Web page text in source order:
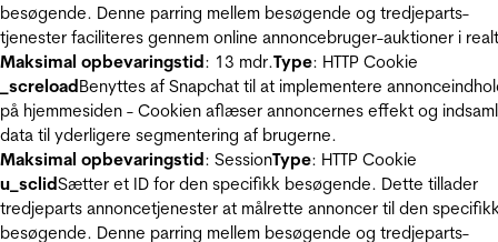
besøgende. Denne parring mellem besøgende og tredjeparts-
tjenester faciliteres gennem online annoncebruger-auktioner i
Maksimal opbevaringstid: 13 mdr.Type: HTTP Cookie
_screloadBenyttes af Snapchat til at implementere
på hjemmesiden - Cookien aflæser annoncernes effekt og
data til yderligere segmentering af brugerne.
Maksimal opbevaringstid: SessionType: HTTP Cookie
u_sclidSætter et ID for den specifikk besøgende. Dette tillader
tredjeparts annoncetjenester at målrette annoncer til den
besøgende. Denne parring mellem besøgende og tredjeparts-